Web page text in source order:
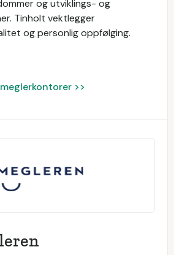
og utviklings- og
Tinholt vektlegger
og personlig oppfølging.
>>